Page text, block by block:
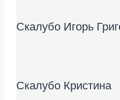
Скалубо Игорь
Скалубо Кристина